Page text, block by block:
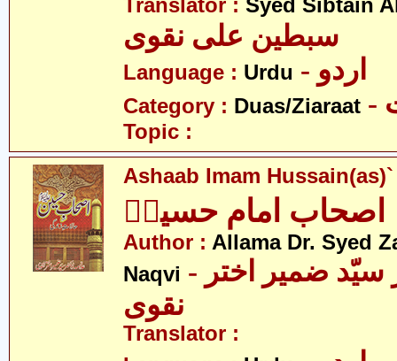
Translator : Syed Sibtain
سبطین علی نقوی
Language : Urdu - اردو
Category : Duas/Ziaraat
Topic :
Ashaab Imam Hussain(as)`
اصحاب امام حسینؑ
Author : Allama Dr. Syed
Naqvi - علامہ ڈاکٹر سیّد ضمیر اختر
نقوی
Translator :